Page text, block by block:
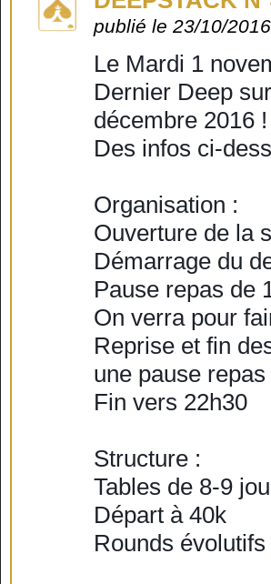
publié le 23/10/
Le Mardi 1
Dernier Deep
décembre 2016 !
Des infos ci-
Organisation :
Ouverture de la
Démarrage du
Pause repas de
On verra pour
Reprise et fin
une pause
Fin vers 22h30
Structure :
Tables de 8-9
Départ à 40k
Rounds évolutifs